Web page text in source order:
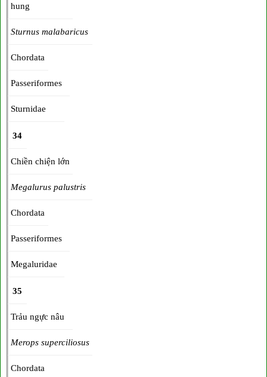
hung
Sturnus malabaricus
Chordata
Passeriformes
Sturnidae
34
Chiền chiện lớn
Megalurus palustris
Chordata
Passeriformes
Megaluridae
35
Trảu ngực nâu
Merops superciliosus
Chordata